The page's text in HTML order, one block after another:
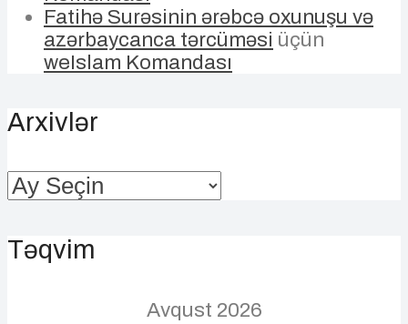
Fatihə Surəsinin ərəbcə oxunuşu və
azərbaycanca tərcüməsi üçün
weIslam Komandası
Arxivlər
Arxivlər
Təqvim
Avqust 2026